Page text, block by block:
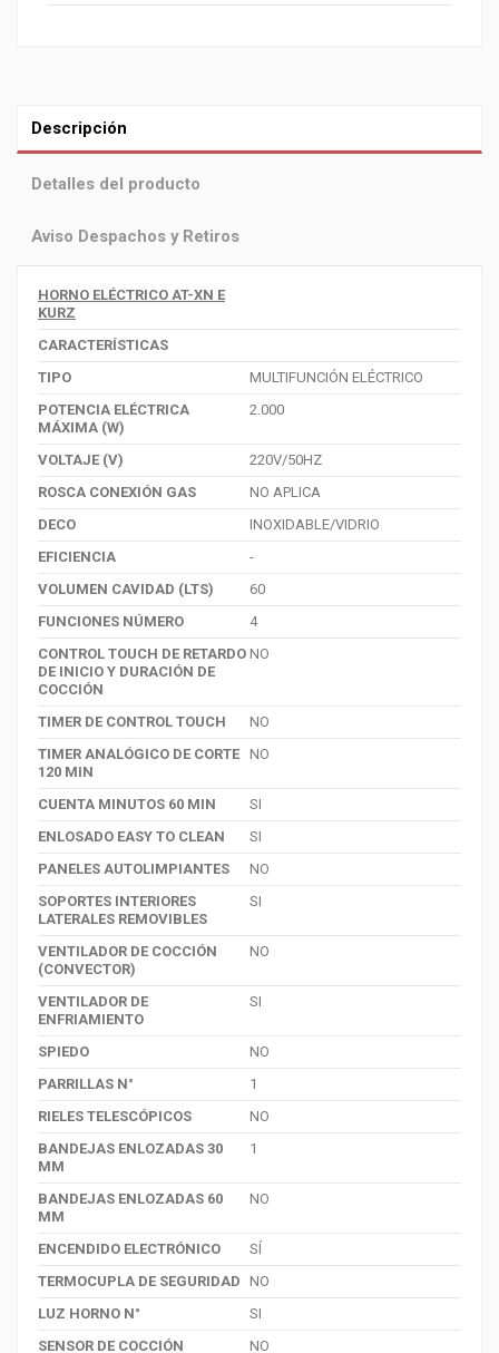
Descripción
Detalles del producto
Aviso Despachos y Retiros
HORNO ELÉCTRICO AT-XN E
KURZ
CARACTERÍSTICAS
TIPO
MULTIFUNCIÓN ELÉCTRICO
POTENCIA ELÉCTRICA
MÁXIMA (W)
2.000
VOLTAJE (V)
220V/50HZ
ROSCA CONEXIÓN GAS
NO APLICA
DECO
INOXIDABLE/VIDRIO
EFICIENCIA
-
VOLUMEN CAVIDAD (LTS)
60
FUNCIONES NÚMERO
4
CONTROL TOUCH DE RETARDO
DE INICIO Y DURACIÓN DE
COCCIÓN
NO
TIMER DE CONTROL TOUCH
NO
TIMER ANALÓGICO DE CORTE
120 MIN
NO
CUENTA MINUTOS 60 MIN
SI
ENLOSADO EASY TO CLEAN
SI
PANELES AUTOLIMPIANTES
NO
SOPORTES INTERIORES
LATERALES REMOVIBLES
SI
VENTILADOR DE COCCIÓN
(CONVECTOR)
NO
VENTILADOR DE
ENFRIAMIENTO
SI
SPIEDO
NO
PARRILLAS N°
1
RIELES TELESCÓPICOS
NO
BANDEJAS ENLOZADAS 30
MM
1
BANDEJAS ENLOZADAS 60
MM
NO
ENCENDIDO ELECTRÓNICO
SÍ
TERMOCUPLA DE SEGURIDAD NO
LUZ HORNO N°
SI
SENSOR DE COCCIÓN
NO